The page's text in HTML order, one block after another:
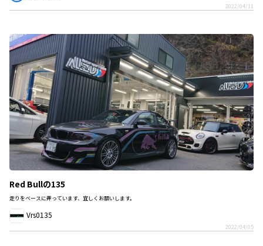
2022/04/11
Red Bullの135
走りをベースに弄っています、宜しくお願いします。
Vrs0135
2022/04/05